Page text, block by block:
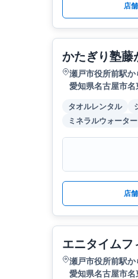
店
かたぎり塾藤
瀬戸市役所前駅
愛知県名古屋市
タオルレンタル
ミネラルウォーター
店
エニタイムフ
瀬戸市役所前駅
愛知県名古屋市